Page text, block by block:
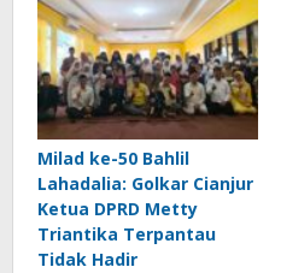
Milad ke-50 Bahlil
Lahadalia: Golkar Cianjur
Ketua DPRD Metty
Triantika Terpantau
Tidak Hadir